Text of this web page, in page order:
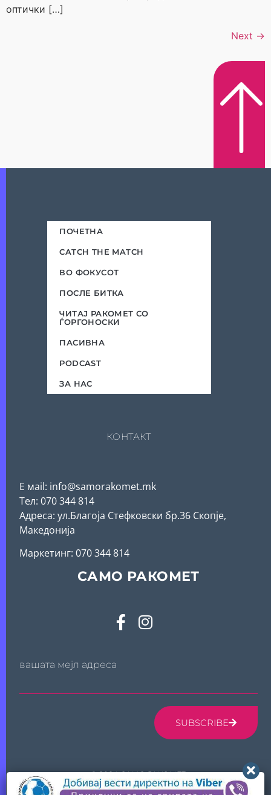
оптички […]
Next →
ПОЧЕТНА
CATCH THE MATCH
ВО ФОКУСОТ
ПОСЛЕ БИТКА
ЧИТАЈ РАКОМЕТ СО
ЃОРГОНОСКИ
ПАСИВНА
PODCAST
ЗА НАС
КОНТАКТ
Е мail: info@samorakomet.mk
Тел: 070 344 814
Адреса: ул.Благоја Стефковски бр.36 Скопје,
Македонија
Mаркетинг: 070 344 814
САМО РАКОМЕТ
вашата мејл адреса
SUBSCRIBE
© 2024 САМО РАКОМЕТ